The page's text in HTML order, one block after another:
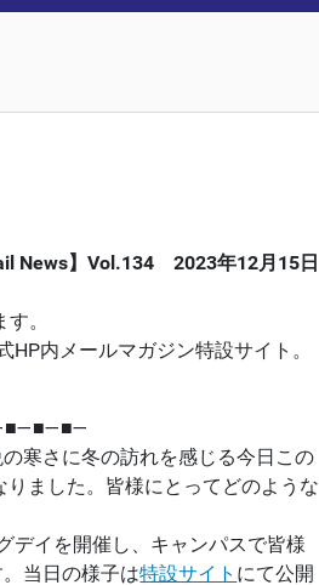
News】Vol.134 2023年12月15日
。
HP内メールマガジン特設サイト。
寒さに冬の訪れを感じる今日この
ました。皆様にとってどのような
イを開催し、キャンパスで皆様
当日の様子は特設サイト にて公開